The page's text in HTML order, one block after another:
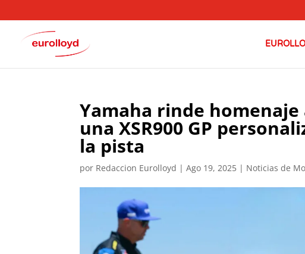
Yamaha rinde homenaje
una XSR900 GP
la pista
por Redaccion Eurolloyd |Ago 19, 2025 | Noticias de